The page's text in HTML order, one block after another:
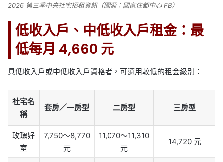
2026 第三季中央社宅招租資訊（圖源：國家住都中心 FB）
低收入戶、中低收入戶租金：最
低每月 4,660 元
具低收入戶或中低收入戶資格者，可適用較低的租金級別：
社宅名
稱
套房／一房型 二房型 三房型
玫瑰好
室
7,750～8,770
元
11,070～11,310
元
14,720 元